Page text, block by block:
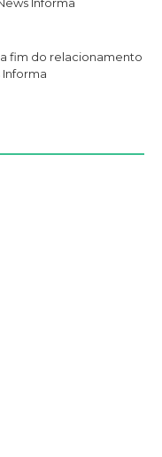
fim do relacionamento
Informa